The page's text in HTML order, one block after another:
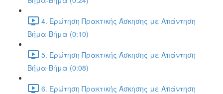
4. Ερώτηση Πρακτικής Άσκησης με Απάντηση
Βήμα-Βήμα (0:10)
5. Ερώτηση Πρακτικής Άσκησης με Απάντηση
Βήμα-Βήμα (0:08)
6. Ερώτηση Πρακτικής Άσκησης με Απάντηση